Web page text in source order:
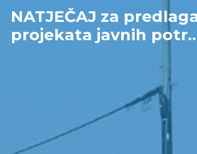
NATJEČAJ za
projekata javnih